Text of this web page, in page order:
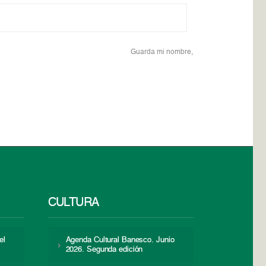
Guarda mi nombre,
CULTURA
Agenda Cultural Banesco. Junio
2026. Segunda edición